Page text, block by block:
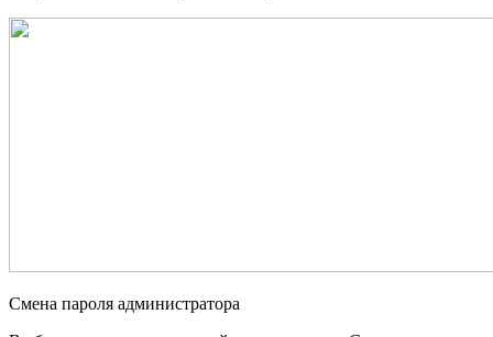
Смена пароля администратора